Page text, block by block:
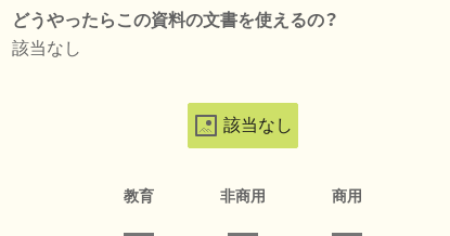
どうやったらこの資料の文書を使えるの？
該当なし
該当なし
教育 非商用 商用